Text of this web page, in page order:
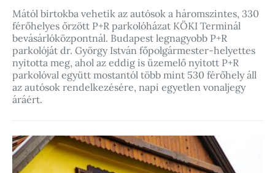
Mától birtokba vehetik az autósok a háromszintes, 330
férőhelyes őrzött P+R parkolóházat KÖKI Terminál
bevásárlóközpontnál. Budapest legnagyobb P+R
parkolóját dr. György István főpolgármester-helyettes
nyitotta meg, ahol az eddig is üzemelő nyitott P+R
parkolóval együtt mostantól több mint 530 férőhely áll
az autósok rendelkezésére, napi egyetlen vonaljegy
áráért.